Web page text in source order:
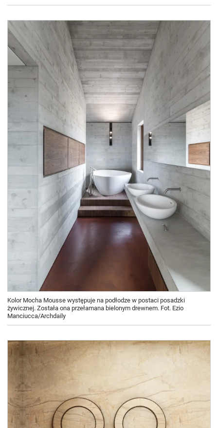
Kolor Mocha Mousse występuje na podłodze w postaci posadzki
żywicznej. Została ona przełamana bielonym drewnem. Fot. Ezio
Manciucca/Archdaily